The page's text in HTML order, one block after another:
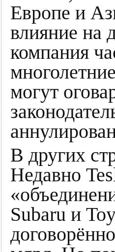
Европе и
влияние на
компания
могут
В других
Недавно
Subaru и